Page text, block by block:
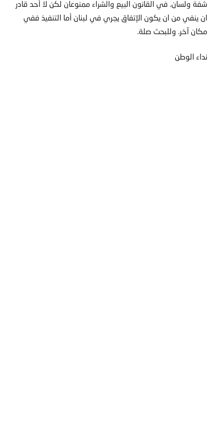
شفة ولسان. في القانون البيع والشراء ممنوعان لكن لا أحد قادر
ان ينفي من ان يكون الإتفاق يجري في لبنان أما التنفيذ ففي
مكان آخر. وللبحث صلة.
نداء الوطن